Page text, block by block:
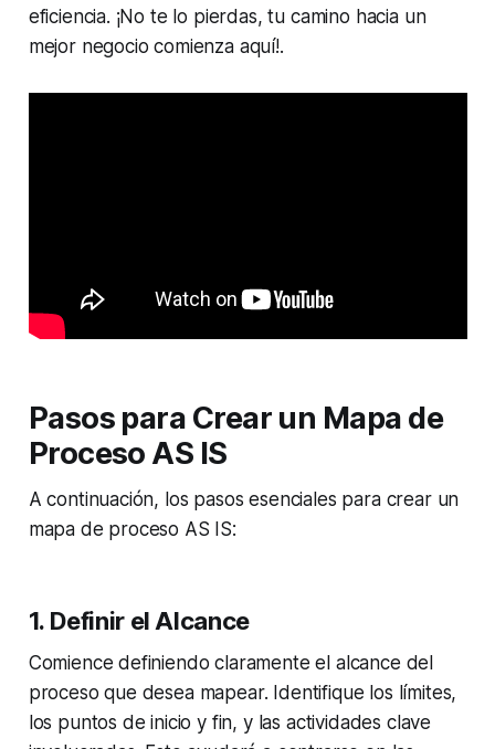
eficiencia. ¡No te lo pierdas, tu camino hacia un
mejor negocio comienza aquí!.
Pasos para Crear un Mapa de
Proceso AS IS
A continuación, los pasos esenciales para crear un
mapa de proceso AS IS:
1. Definir el Alcance
Comience definiendo claramente el alcance del
proceso que desea mapear. Identifique los límites,
los puntos de inicio y fin, y las actividades clave